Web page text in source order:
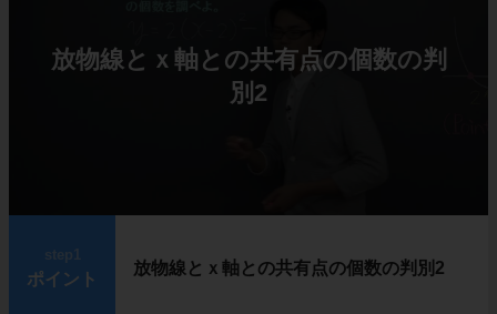
放物線とｘ軸との共有点の個数の判
別2
ポイント
放物線とｘ軸との共有点の個数の判別2